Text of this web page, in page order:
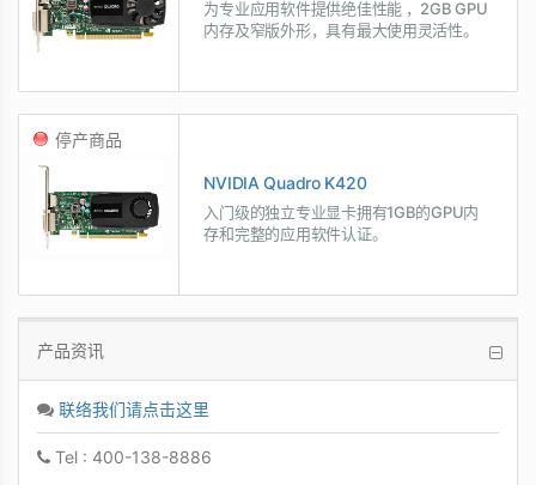
为专业应用软件提供绝佳性能 ，2GB GPU
内存及窄版外形，具有最大使用灵活性。
停产商品
NVIDIA Quadro K420
入门级的独立专业显卡拥有1GB的GPU内
存和完整的应用软件认证。
产品资讯
联络我们请点击这里
Tel : 400-138-8886